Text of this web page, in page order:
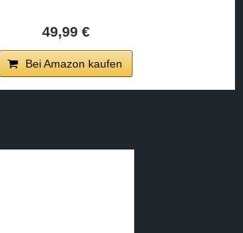
49,99 €
Bei Amazon kaufen